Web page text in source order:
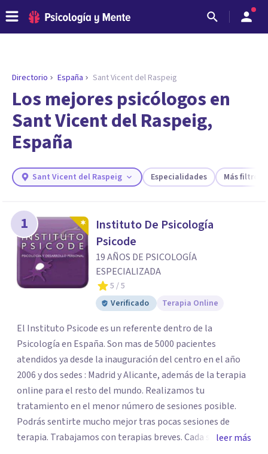
ENCONTRAR MI TERAPEUTA
¿Necesitas ayuda para encontrar el
psicólogo adecuado?
Responde a unas breves preguntas y te ofreceremos
los profesionales que más se ajustan a tus
necesidades.
Responder cuestionario
Directorio España Sant Vicent del Raspeig
Los mejores psicólogos en
Sant Vicent del Raspeig,
España
Sant Vicent del Raspeig Especialidades Más filtros
1
Instituto De Psicología
Psicode
19 AÑOS DE PSICOLOGÍA
ESPECIALIZADA
5 / 5
Verificado
Terapia Online
El Instituto Psicode es un referente dentro de la
Psicología en España. Son mas de 5000 pacientes
atendidos ya desde la inauguración del centro en el año
2006 y dos sedes : Madrid y Alicante, además de la terapia
online para el resto del mundo. Realizamos tu
tratamiento en el menor número de sesiones posible.
Podrás sentirte mucho mejor tras pocas sesiones de
terapia. Trabajamos con terapias breves. Cada sesión de
leer más